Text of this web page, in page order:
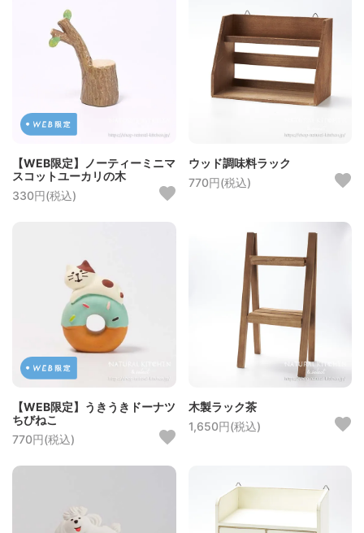
【WEB限定】ノーティーミニマ
スコットユーカリの木
330円(税込)
ウッド調味料ラック
770円(税込)
【WEB限定】うきうきドーナツ
ちびねこ
770円(税込)
木製ラック茶
1,650円(税込)